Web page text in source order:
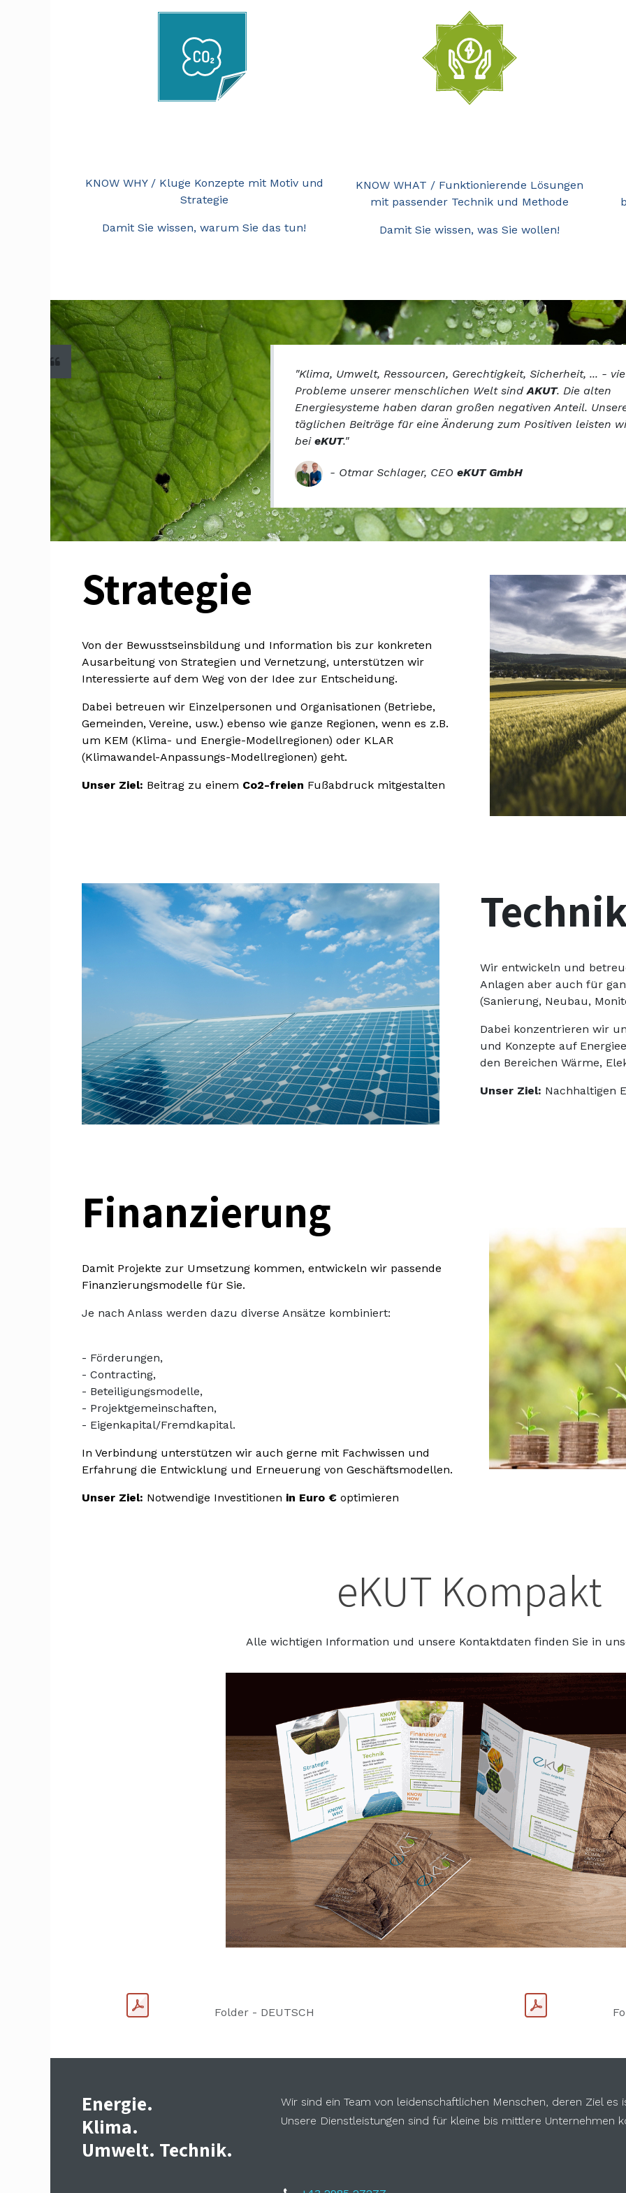
KNOW WHY / Kluge Konzepte mit Motiv und
Strategie
Damit Sie wissen, warum Sie das tun!
KNOW WHAT / Funktionierende Lösungen
mit passender Technik und Methode
Damit Sie wissen, was Sie wollen!
"Klima, Umwelt, Ressourcen, Gerechtigkeit, Sicherheit, ... -
Probleme unserer menschlichen Welt sindAKUT. Die alten
Energiesysteme haben daran großen negativen Anteil.
täglichen Beiträge für eine Änderung zum Positiven leisten
bei eKUT."
- Otmar Schlager, CEO eKUT GmbH
Strategie
Von der Bewusstseinsbildung und Information bis zur konkreten
Ausarbeitung von Strategien und Vernetzung, unterstützen wir
Interessierte auf dem Weg von der Idee zur Entscheidung.
Dabei betreuen wir Einzelpersonen und Organisationen (Betriebe,
Gemeinden, Vereine, usw.) ebenso wie ganze Regionen, wenn es z.B.
um KEM (Klima- und Energie-Modellregionen) oder KLAR
(Klimawandel-Anpassungs-Modellregionen) geht.
Unser Ziel: Beitrag zu einem Co2-freien Fußabdruck mitgestalten
Wir entwickeln und
Anlagen aber auch für
(Sanierung, Neubau,
Dabei konzentrieren wir
und Konzepte auf
den Bereichen Wärme,
Unser Ziel: Nachhaltigen
Finanzierung
Damit Projekte zur Umsetzung kommen, entwickeln wir passende
Finanzierungsmodelle für Sie.
Je nach Anlass werden dazu diverse Ansätze kombiniert:
- Förderungen,
- Contracting,
- Beteiligungsmodelle,
- Projektgemeinschaften,
- Eigenkapital/Fremdkapital.
In Verbindung unterstützen wir auch gerne mit Fachwissen und
Erfahrung die Entwicklung und Erneuerung von Geschäftsmodellen.
Unser Ziel: Notwendige Investitionen in Euro € optimieren
eKUT Kompakt
Alle wichtigen Information und unsere Kontaktdaten finden Sie in
Folder - DEUTSCH
Energie.
Klima.
Umwelt. Technik.
Wir sind ein Team von leidenschaftlichen Menschen, deren Ziel es
Unsere Dienstleistungen sind für kleine bis mittlere Unternehmen